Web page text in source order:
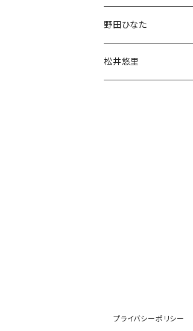
デコチェキ
チェキ
野田ひなた
チェキ
松井悠里
プライバシーポリシー